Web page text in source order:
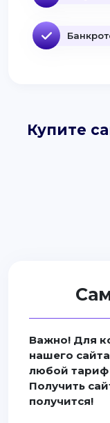
Купите
Важно! Для
нашего
любой тариф
Получить
получится!